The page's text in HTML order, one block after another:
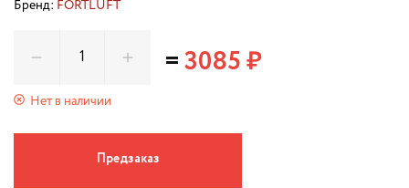
Бренд: FORTLUFT
Нет в наличии
=3085 ₽
Предзаказ